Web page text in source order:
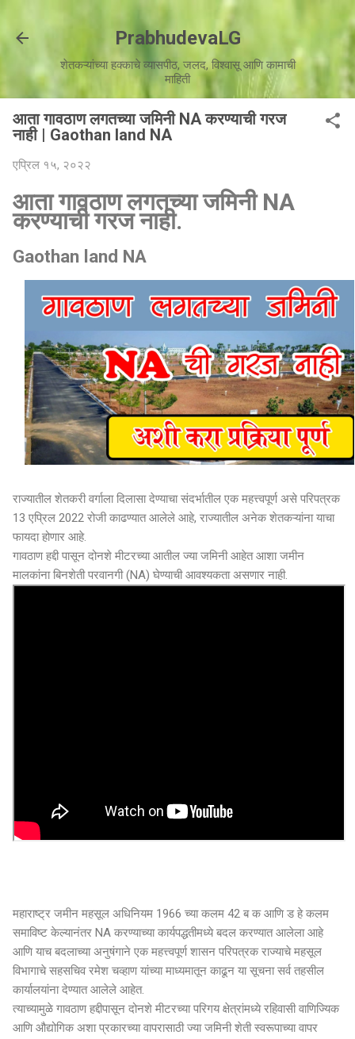
मुख्य सामग्रीवर वगळा
PrabhudevaLG
शेतकऱ्यांच्या हक्काचे व्यासपीठ, जलद, विश्वासू आणि कामाची
माहिती
आता गावठाण लगतच्या जमिनी NA करण्याची गरज
नाही | Gaothan land NA
एप्रिल १५, २०२२
आता गावठाण लगतच्या जमिनी NA
करण्याची गरज नाही.
Gaothan land NA
राज्यातील शेतकरी वर्गाला दिलासा देण्याचा संदर्भातील एक महत्त्वपूर्ण असे परिपत्रक
13 एप्रिल 2022 रोजी काढण्यात आलेले आहे, राज्यातील अनेक शेतकऱ्यांना याचा
फायदा होणार आहे.
गावठाण हद्दी पासून दोनशे मीटरच्या आतील ज्या जमिनी आहेत आशा जमीन
मालकांना बिनशेती परवानगी (NA) घेण्याची आवश्यकता असणार नाही.
महाराष्ट्र जमीन महसूल अधिनियम 1966 च्या कलम 42 ब क आणि ड हे कलम
समाविष्ट केल्यानंतर NA करण्याच्या कार्यपद्धतीमध्ये बदल करण्यात आलेला आहे
आणि याच बदलाच्या अनुषंगाने एक महत्त्वपूर्ण शासन परिपत्रक राज्याचे महसूल
विभागाचे सहसचिव रमेश चव्हाण यांच्या माध्यमातून काढून या सूचना सर्व तहसील
कार्यालयांना देण्यात आलेले आहेत.
त्याच्यामुळे गावठाण हद्दीपासून दोनशे मीटरच्या परिगय क्षेत्रांमध्ये रहिवासी वाणिज्यिक
आणि औद्योगिक अशा प्रकारच्या वापरासाठी ज्या जमिनी शेती स्वरूपाच्या वापर